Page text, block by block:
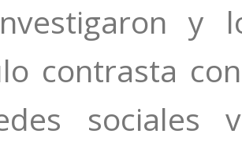
y
contrasta
sociales